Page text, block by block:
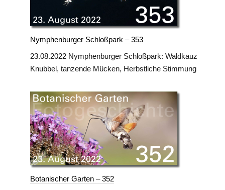
Nymphenburger Schloßpark – 353
23.08.2022 Nymphenburger Schloßpark: Waldkauz
Knubbel, tanzende Mücken, Herbstliche Stimmung
Botanischer Garten – 352